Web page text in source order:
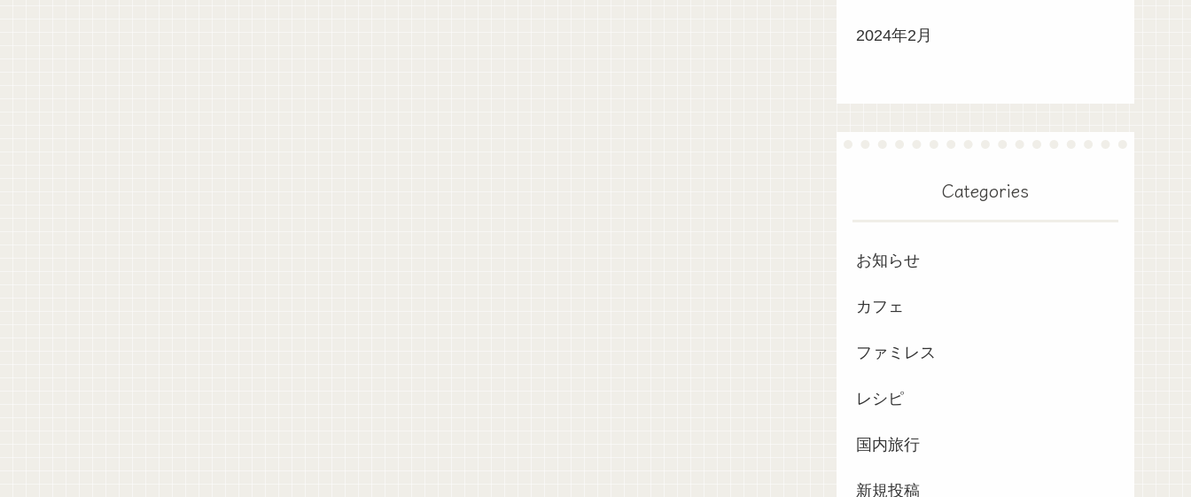
2024年2月
Categories
お知らせ
カフェ
ファミレス
レシピ
国内旅行
新規投稿